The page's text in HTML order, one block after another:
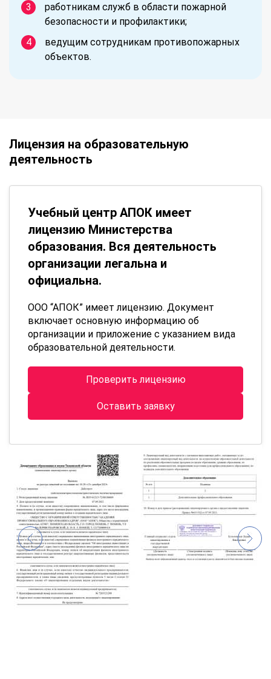
работникам служб в области пожарной
безопасности и профилактики;
ведущим сотрудникам противопожарных
объектов.
Лицензия на образовательную
деятельность
Учебный центр АПОК имеет
лицензию Министерства
образования. Вся деятельность
организации легальна и
официальна.
ООО “АПОК” имеет лицензию. Документ
включает основную информацию об
организации и приложение с указанием вида
образовательной деятельности.
Проверить лицензию
Оставить заявку